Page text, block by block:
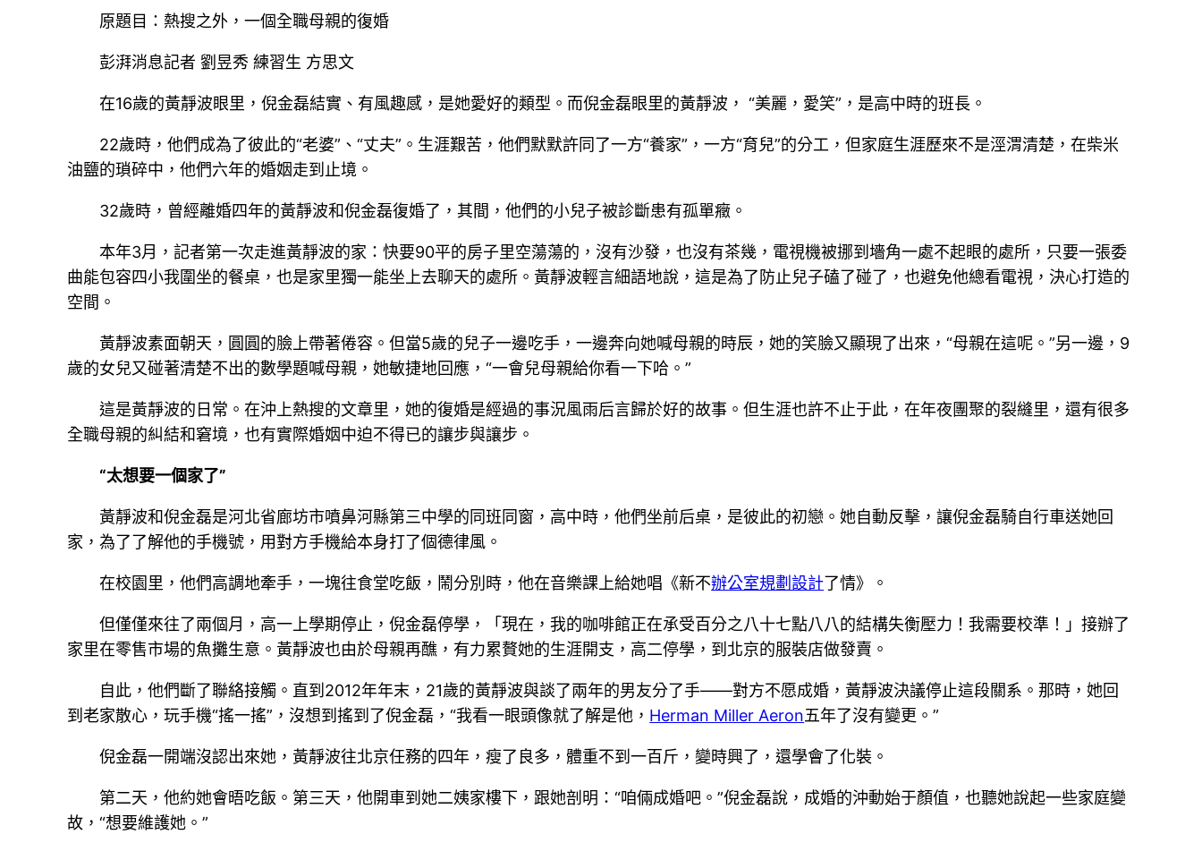
原題目：熱搜之外，一個全職母親的復婚
彭湃消息記者 劉昱秀 練習生 方思文
在16歲的黃靜波眼里，倪金磊結實、有風趣感，是她愛好的類型。而倪金磊眼里的黃靜波， “美麗，愛笑”，是高中時的班長。
22歲時，他們成為了彼此的“老婆”、“丈夫”。生涯艱苦，他們默默許同了一方“養家”，一方“育兒”的分工，但家庭生涯歷來不是涇渭清楚，在柴米
油鹽的瑣碎中，他們六年的婚姻走到止境。
32歲時，曾經離婚四年的黃靜波和倪金磊復婚了，其間，他們的小兒子被診斷患有孤單癥。
本年3月，記者第一次走進黃靜波的家：快要90平的房子里空蕩蕩的，沒有沙發，也沒有茶幾，電視機被挪到墻角一處不起眼的處所，只要一張委
曲能包容四小我圍坐的餐桌，也是家里獨一能坐上去聊天的處所。黃靜波輕言細語地說，這是為了防止兒子磕了碰了，也避免他總看電視，決心打造的
空間。
黃靜波素面朝天，圓圓的臉上帶著倦容。但當5歲的兒子一邊吃手，一邊奔向她喊母親的時辰，她的笑臉又顯現了出來，“母親在這呢。”另一邊，9
歲的女兒又碰著清楚不出的數學題喊母親，她敏捷地回應，“一會兒母親給你看一下哈。”
這是黃靜波的日常。在沖上熱搜的文章里，她的復婚是經過的事況風雨后言歸於好的故事。但生涯也許不止于此，在年夜團聚的裂縫里，還有很多
全職母親的糾結和窘境，也有實際婚姻中迫不得已的讓步與讓步。
“太想要一個家了”
黃靜波和倪金磊是河北省廊坊市噴鼻河縣第三中學的同班同窗，高中時，他們坐前后桌，是彼此的初戀。她自動反擊，讓倪金磊騎自行車送她回
家，為了了解他的手機號，用對方手機給本身打了個德律風。
在校園里，他們高調地牽手，一塊往食堂吃飯，鬧分別時，他在音樂課上給她唱《新不辦公室規劃設計了情》。
但僅僅來往了兩個月，高一上學期停止，倪金磊停學，「現在，我的咖啡館正在承受百分之八十七點八八的結構失衡壓力！我需要校準！」接辦了
家里在零售市場的魚攤生意。黃靜波也由於母親再醮，有力累贅她的生涯開支，高二停學，到北京的服裝店做發賣。
自此，他們斷了聯絡接觸。直到2012年年末，21歲的黃靜波與談了兩年的男友分了手——對方不愿成婚，黃靜波決議停止這段關系。那時，她回
到老家散心，玩手機“搖一搖”，沒想到搖到了倪金磊，“我看一眼頭像就了解是他， Herman Miller Aeron五年了沒有變更。”
倪金磊一開端沒認出來她，黃靜波往北京任務的四年，瘦了良多，體重不到一百斤，變時興了，還學會了化裝。
第二天，他約她會晤吃飯。第三天，他開車到她二姨家樓下，跟她剖明：“咱倆成婚吧。”倪金磊說，成婚的沖動始于顏值，也聽她說起一些家庭變
故，“想要維護她。”